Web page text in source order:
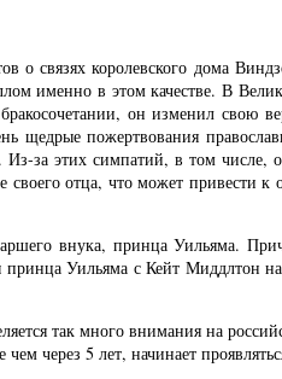
связях королевского дома
именно в этом качестве. В
он изменил свою
щедрые пожертвования
за этих симпатий, в том числе,
отца, что может привести к
внука, принца Уильяма.
принца Уильяма с Кейт Миддлтон
так много внимания на
через 5 лет, начинает